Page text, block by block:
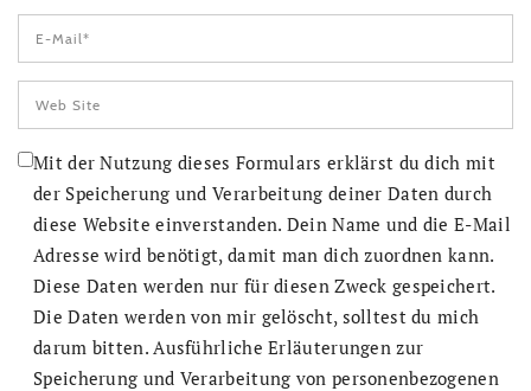
Mit der Nutzung dieses Formulars erklärst du dich mit
der Speicherung und Verarbeitung deiner Daten durch
diese Website einverstanden. Dein Name und die E-Mail
Adresse wird benötigt, damit man dich zuordnen kann.
Diese Daten werden nur für diesen Zweck gespeichert.
Die Daten werden von mir gelöscht, solltest du mich
darum bitten. Ausführliche Erläuterungen zur
Speicherung und Verarbeitung von personenbezogenen